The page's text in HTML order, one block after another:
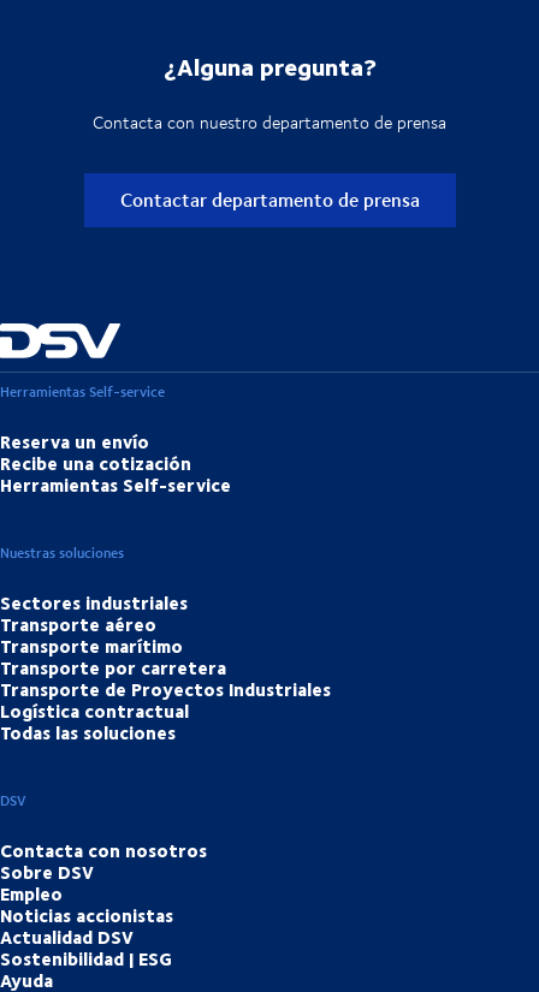
¿Alguna pregunta?
Contacta con nuestro departamento de prensa
Contactar departamento de prensa
Herramientas Self-service
Reserva un envío
Recibe una cotización
Herramientas Self-service
Nuestras soluciones
Sectores industriales
Transporte aéreo
Transporte marítimo
Transporte por carretera
Transporte de Proyectos Industriales
Logística contractual
Todas las soluciones
DSV
Contacta con nosotros
Sobre DSV
Empleo
Noticias accionistas
Actualidad DSV
Sostenibilidad | ESG
Ayuda